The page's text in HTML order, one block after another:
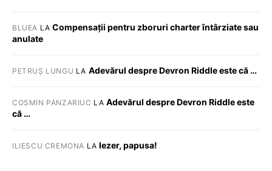
BLUEA LACompensații pentru zboruri charter întârziate sau
anulate
PETRUȘ LUNGU LA Adevărul despre Devron Riddle este că …
COSMIN PANZARIUC LA Adevărul despre Devron Riddle este
că …
ILIESCU CREMONA LA Iezer, papusa!